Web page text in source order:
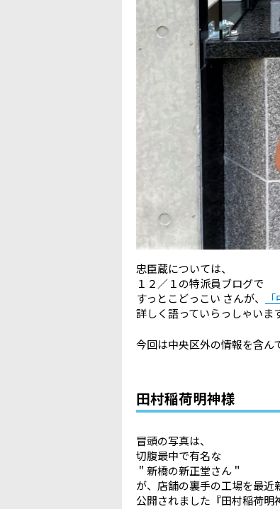
忠臣蔵については、
１２／１の特派員ブログで
すっとこどっこい さんが、
詳しく語っていらっしゃいま
今回は中央区外の情報を含ん
田村稲荷明神様
冒頭の写真は、
切腹最中で有名な
＂新橋の新正堂さん＂
が、店舗の裏手の工場を最近
公開されました『田村稲荷明